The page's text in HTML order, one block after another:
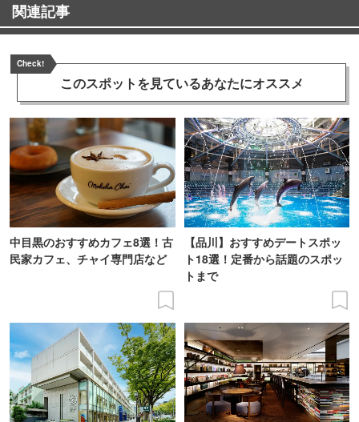
関連記事
Check!
このスポットを見ているあなたにオススメ
中目黒のおすすめカフェ8選！古
民家カフェ、チャイ専門店など
【品川】おすすめデートスポッ
ト18選！定番から話題のスポッ
トまで